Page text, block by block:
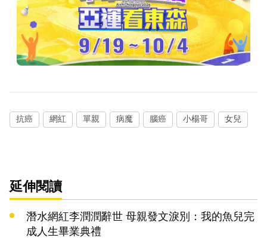
抗癌 網紅 單親 病魔 腦癌 小楊哥 女兒
延伸閱讀
潛水網紅李潤潤辭世 母親發文淚別：我的魚兒完
成人生畢業典禮